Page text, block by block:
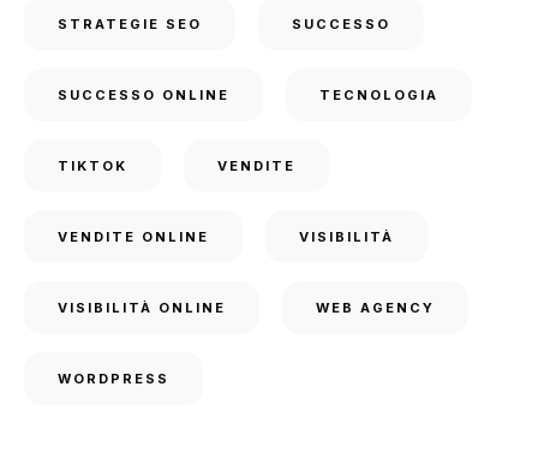
STRATEGIE SEO SUCCESSO
SUCCESSO ONLINE TECNOLOGIA
TIKTOK VENDITE
VENDITE ONLINE VISIBILITÀ
VISIBILITÀ ONLINE WEB AGENCY
WORDPRESS